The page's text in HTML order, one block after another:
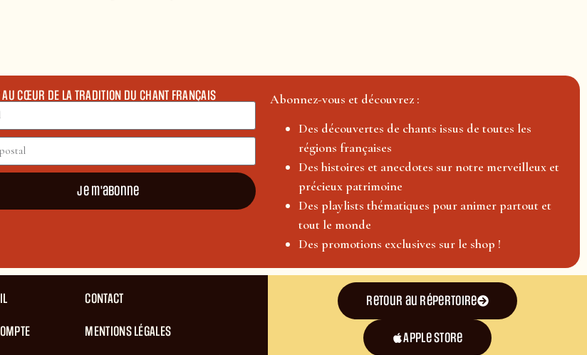
AU CŒUR DE LA TRADITION DU CHANT FRANÇAIS
Je m'abonne
Abonnez-vous et découvrez :
Des découvertes de chants issus de toutes les
régions françaises
Des histoires et anecdotes sur notre merveilleux et
précieux patrimoine
Des playlists thématiques pour animer partout et
tout le monde
Des promotions exclusives sur le shop !
CONTACT
MENTIONS LÉGALES
Retour au répertoire
Apple Store